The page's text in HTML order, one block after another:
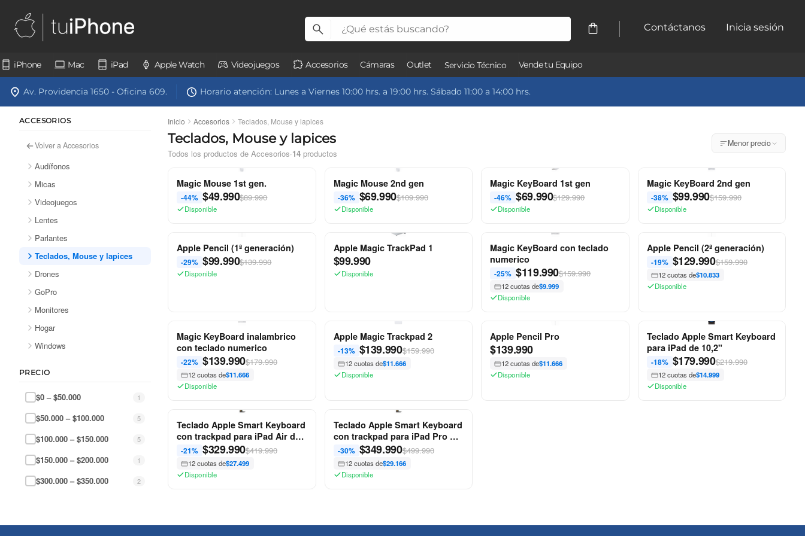
Contáctanos Inicia sesión
iPhone Mac iPad Apple Watch Videojuegos Accesorios Cámaras Outlet Servicio Técnico Vende tu Equipo
Av. Providencia 1650 - Oficina 609. Horario atención: Lunes a Viernes 10:00 hrs. a 19:00 hrs. Sábado 11:00 a 14:00 hrs.
ACCESORIOS
Volver a Accesorios
Audífonos
Micas
Videojuegos
Lentes
Parlantes
Teclados, Mouse y lapices
Drones
GoPro
Monitores
Hogar
Windows
PRECIO
$0 – $50.000 1
$50.000 – $100.000 5
$100.000 – $150.000 5
$150.000 – $200.000 1
$300.000 – $350.000 2
Inicio Accesorios Teclados, Mouse y lapices
Teclados, Mouse y lapices
Todos los productos de Accesorios·14 productos
Menor precio
Magic Mouse 1st gen.
-44% $49.990$89.990
Disponible
Magic Mouse 2nd gen
-36% $69.990$109.990
Disponible
Magic KeyBoard 1st gen
-46% $69.990$129.990
Disponible
Magic KeyBoard 2nd gen
-38% $99.990$159.990
Disponible
Apple Pencil (1ª generación)
-29% $99.990$139.990
Disponible
Apple Magic TrackPad 1
$99.990
Disponible
Magic KeyBoard con teclado
numerico
-25% $119.990$159.990
12 cuotas de$9.999
Disponible
Apple Pencil (2ª generación)
-19% $129.990$159.990
12 cuotas de$10.833
Disponible
Magic KeyBoard inalambrico
con teclado numerico
-22% $139.990$179.990
12 cuotas de$11.666
Disponible
Apple Magic Trackpad 2
-13% $139.990$159.990
12 cuotas de$11.666
Disponible
Apple Pencil Pro
$139.990
12 cuotas de$11.666
Disponible
Teclado Apple Smart Keyboard
para iPad de 10,2"
-18% $179.990$219.990
12 cuotas de$14.999
Disponible
Teclado Apple Smart Keyboard
con trackpad para iPad Air de
10,9” y iPad Pro de 11" - Negro
-21% $329.990$419.990
12 cuotas de$27.499
Disponible
Teclado Apple Smart Keyboard
con trackpad para iPad Pro de
12,9"
-30% $349.990$499.990
12 cuotas de$29.166
Disponible